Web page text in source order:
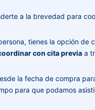
a la brevedad para
tienes la opción de
con cita previa a
la fecha de compra
para que podamos